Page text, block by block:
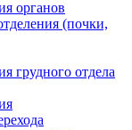
органов
(почки,
грудного отдела